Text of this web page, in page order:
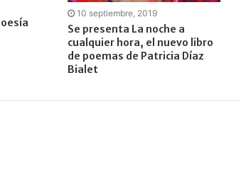
10 septiembre, 2019
Se presenta La noche a
cualquier hora, el nuevo libro
de poemas de Patricia Díaz
Bialet